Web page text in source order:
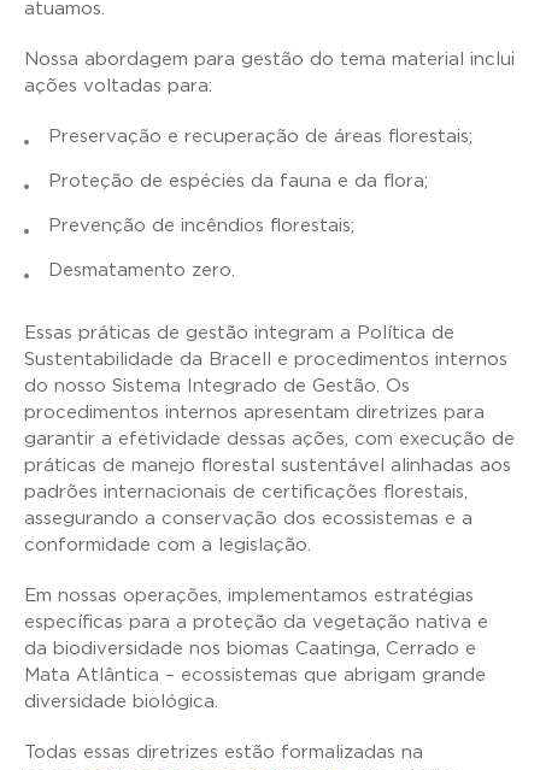
atuamos.
Nossa abordagem para gestão do tema material inclui
ações voltadas para:
Preservação e recuperação de áreas florestais;
Proteção de espécies da fauna e da flora;
Prevenção de incêndios florestais;
Desmatamento zero.
Essas práticas de gestão integram a Política de
Sustentabilidade da Bracell e procedimentos internos
do nosso Sistema Integrado de Gestão. Os
procedimentos internos apresentam diretrizes para
garantir a efetividade dessas ações, com execução de
práticas de manejo florestal sustentável alinhadas aos
padrões internacionais de certificações florestais,
assegurando a conservação dos ecossistemas e a
conformidade com a legislação.
Em nossas operações, implementamos estratégias
específicas para a proteção da vegetação nativa e
da biodiversidade nos biomas Caatinga, Cerrado e
Mata Atlântica – ecossistemas que abrigam grande
diversidade biológica.
Todas essas diretrizes estão formalizadas na